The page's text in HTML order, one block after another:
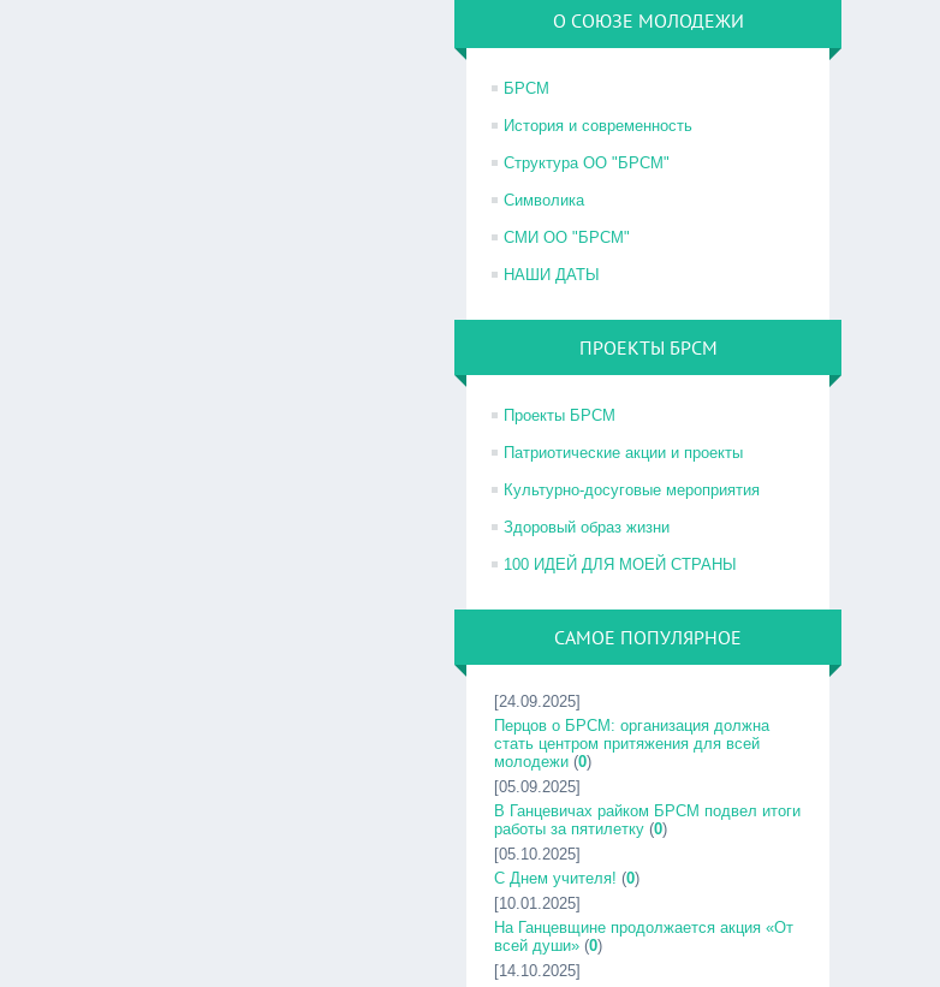
О СОЮЗЕ МОЛОДЕЖИ
БРСМ
История и современность
Структура ОО "БРСМ"
Символика
СМИ ОО "БРСМ"
НАШИ ДАТЫ
ПРОЕКТЫ БРСМ
Проекты БРСМ
Патриотические акции и проекты
Культурно-досуговые мероприятия
Здоровый образ жизни
100 ИДЕЙ ДЛЯ МОЕЙ СТРАНЫ
САМОЕ ПОПУЛЯРНОЕ
[24.09.2025]
Перцов о БРСМ: организация должна
стать центром притяжения для всей
молодежи (0)
[05.09.2025]
В Ганцевичах райком БРСМ подвел итоги
работы за пятилетку (0)
[05.10.2025]
С Днем учителя! (0)
[10.01.2025]
На Ганцевщине продолжается акция «От
всей души» (0)
[14.10.2025]